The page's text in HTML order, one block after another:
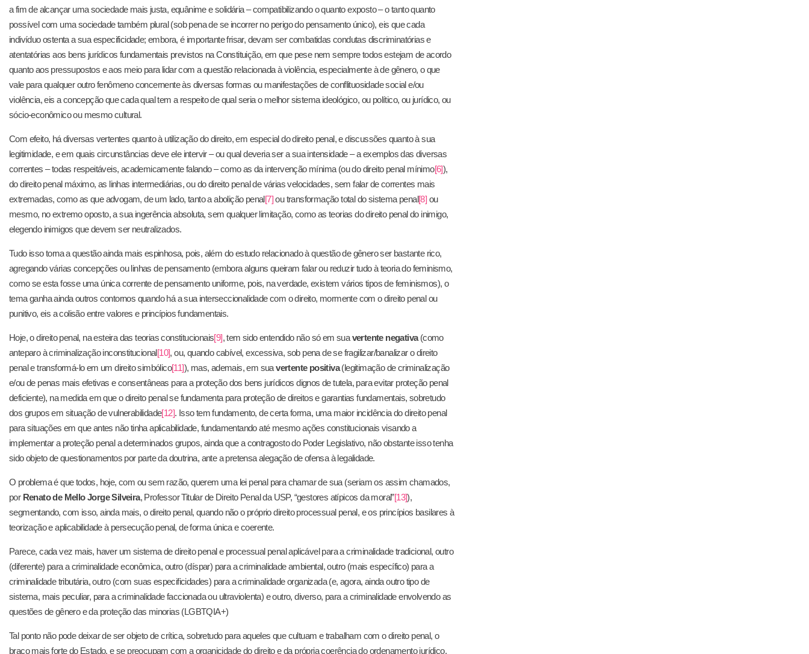
a fim de alcançar uma sociedade mais justa, equânime e solidária – compatibilizando o quanto exposto – o tanto quanto
possível com uma sociedade também plural (sob pena de se incorrer no perigo do pensamento único), eis que cada
indivíduo ostenta a sua especificidade; embora, é importante frisar, devam ser combatidas condutas discriminatórias e
atentatórias aos bens jurídicos fundamentais previstos na Constituição, em que pese nem sempre todos estejam de acordo
quanto aos pressupostos e aos meio para lidar com a questão relacionada à violência, especialmente à de gênero, o que
vale para qualquer outro fenômeno concernente às diversas formas ou manifestações de conflituosidade social e/ou
violência, eis a concepção que cada qual tem a respeito de qual seria o melhor sistema ideológico, ou político, ou jurídico, ou
sócio-econômico ou mesmo cultural.
Com efeito, há diversas vertentes quanto à utilização do direito, em especial do direito penal, e discussões quanto à sua
legitimidade, e em quais circunstâncias deve ele intervir – ou qual deveria ser a sua intensidade – a exemplos das diversas
correntes – todas respeitáveis, academicamente falando – como as da intervenção mínima (ou do direito penal mínimo[6]),
do direito penal máximo, as linhas intermediárias, ou do direito penal de várias velocidades, sem falar de correntes mais
extremadas, como as que advogam, de um lado, tanto a abolição penal[7]ou transformação total do sistema penal[8] ou
mesmo, no extremo oposto, a sua ingerência absoluta, sem qualquer limitação, como as teorias do direito penal do inimigo,
elegendo inimigos que devem ser neutralizados.
Tudo isso torna a questão ainda mais espinhosa, pois, além do estudo relacionado à questão de gênero ser bastante rico,
agregando várias concepções ou linhas de pensamento (embora alguns queiram falar ou reduzir tudo à teoria do feminismo,
como se esta fosse uma única corrente de pensamento uniforme, pois, na verdade, existem vários tipos de feminismos), o
tema ganha ainda outros contornos quando há a sua interseccionalidade com o direito, mormente com o direito penal ou
punitivo, eis a colisão entre valores e princípios fundamentais.
Hoje, o direito penal, na esteira das teorias constitucionais[9], tem sido entendido não só em suavertente negativa(como
anteparo à criminalização inconstitucional[10], ou, quando cabível, excessiva, sob pena de se fragilizar/banalizar o direito
penal e transformá-lo em um direito simbólico[11]), mas, ademais, em suavertente positiva(legitimação de criminalização
e/ou de penas mais efetivas e consentâneas para a proteção dos bens jurídicos dignos de tutela, para evitar proteção penal
deficiente), na medida em que o direito penal se fundamenta para proteção de direitos e garantias fundamentais, sobretudo
dos grupos em situação de vulnerabilidade[12]. Isso tem fundamento, de certa forma, uma maior incidência do direito penal
para situações em que antes não tinha aplicabilidade, fundamentando até mesmo ações constitucionais visando a
implementar a proteção penal a determinados grupos, ainda que a contragosto do Poder Legislativo, não obstante isso tenha
sido objeto de questionamentos por parte da doutrina, ante a pretensa alegação de ofensa à legalidade.
O problema é que todos, hoje, com ou sem razão, querem uma lei penal para chamar de sua (seriam os assim chamados,
por Renato de Mello Jorge Silveira, Professor Titular de Direito Penal da USP, “gestores atípicos da moral”[13]),
segmentando, com isso, ainda mais, o direito penal, quando não o próprio direito processual penal, e os princípios basilares à
teorização e aplicabilidade à persecução penal, de forma única e coerente.
Parece, cada vez mais, haver um sistema de direito penal e processual penal aplicável para a criminalidade tradicional, outro
(diferente) para a criminalidade econômica, outro (díspar) para a criminalidade ambiental, outro (mais específico) para a
criminalidade tributária, outro (com suas especificidades) para a criminalidade organizada (e, agora, ainda outro tipo de
sistema, mais peculiar, para a criminalidade faccionada ou ultraviolenta) e outro, diverso, para a criminalidade envolvendo as
questões de gênero e da proteção das minorias (LGBTQIA+)
Tal ponto não pode deixar de ser objeto de crítica, sobretudo para aqueles que cultuam e trabalham com o direito penal, o
braço mais forte do Estado, e se preocupam com a organicidade do direito e da própria coerência do ordenamento jurídico.